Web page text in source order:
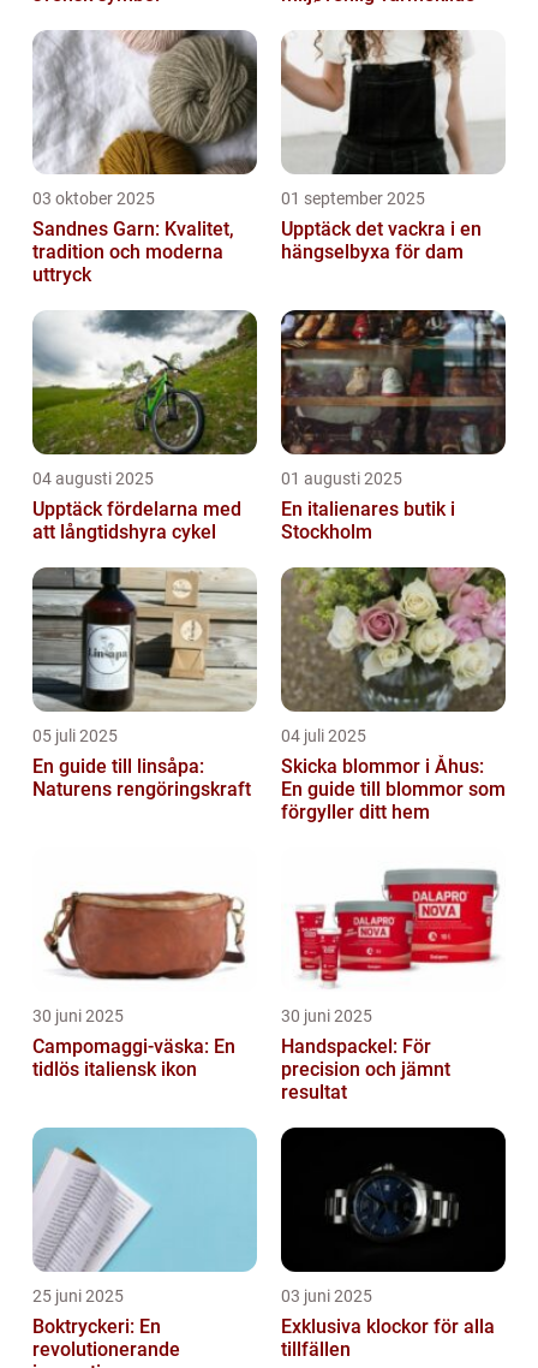
03 oktober 2025
Sandnes Garn: Kvalitet,
tradition och moderna
uttryck
01 september 2025
Upptäck det vackra i en
hängselbyxa för dam
04 augusti 2025
Upptäck fördelarna med
att långtidshyra cykel
01 augusti 2025
En italienares butik i
Stockholm
05 juli 2025
En guide till linsåpa:
Naturens rengöringskraft
04 juli 2025
Skicka blommor i Åhus:
En guide till blommor som
förgyller ditt hem
30 juni 2025
Campomaggi-väska: En
tidlös italiensk ikon
30 juni 2025
Handspackel: För
precision och jämnt
resultat
25 juni 2025
Boktryckeri: En
revolutionerande
03 juni 2025
Exklusiva klockor för alla
tillfällen